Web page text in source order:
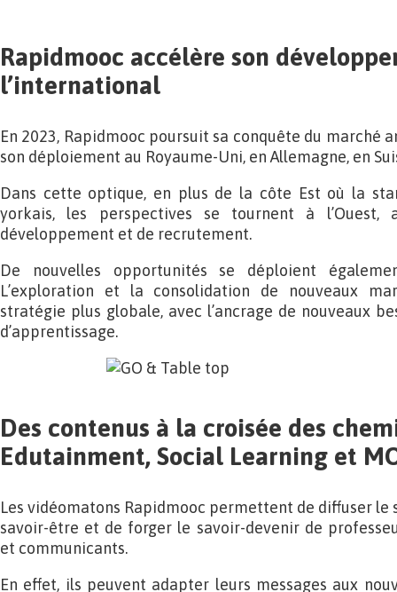
Rapidmooc accélère son
l’international
En 2023, Rapidmooc poursuit sa conquête du marché
son déploiement au Royaume-Uni, en Allemagne, en
Dans cette optique, en plus de la côte Est où la
yorkais, les perspectives se tournent à
développement et de recrutement.
De nouvelles opportunités se déploient
L’exploration et la consolidation de nouveaux
stratégie plus globale, avec l’ancrage de nouveaux
d’apprentissage.
Des contenus à la croisée des
Edutainment, Social Learning et
Les vidéomatons Rapidmooc permettent de diffuser
savoir-être et de forger le savoir-devenir de
et communicants.
En effet, ils peuvent adapter leurs messages aux